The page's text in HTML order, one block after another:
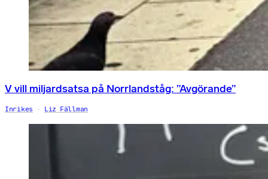
V vill miljardsatsa på Norrlandståg: ”Avgörande”
Inrikes Liz Fällman